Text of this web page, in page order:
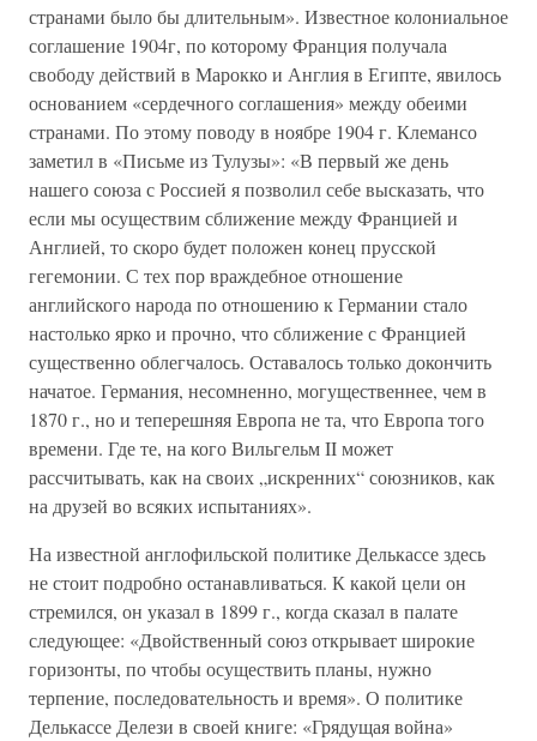
странами было бы длительным». Известное колониальное
соглашение 1904г, по которому Франция получала
свободу действий в Марокко и Англия в Египте, явилось
основанием «сердечного соглашения» между обеими
странами. По этому поводу в ноябре 1904 г. Клемансо
заметил в «Письме из Тулузы»: «В первый же день
нашего союза с Россией я позволил себе высказать, что
если мы осуществим сближение между Францией и
Англией, то скоро будет положен конец прусской
гегемонии. С тех пор враждебное отношение
английского народа по отношению к Германии стало
настолько ярко и прочно, что сближение с Францией
существенно облегчалось. Оставалось только докончить
начатое. Германия, несомненно, могущественнее, чем в
1870 г., но и теперешняя Европа не та, что Европа того
времени. Где те, на кого Вильгельм II может
рассчитывать, как на своих „искренних“ союзников, как
на друзей во всяких испытаниях».
На известной англофильской политике Делькассе здесь
не стоит подробно останавливаться. К какой цели он
стремился, он указал в 1899 г., когда сказал в палате
следующее: «Двойственный союз открывает широкие
горизонты, по чтобы осуществить планы, нужно
терпение, последовательность и время». О политике
Делькассе Делези в своей книге: «Грядущая война»